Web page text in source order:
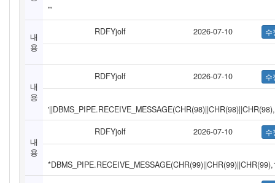
'"
내
용
RDFYjolf 2026-07-10
내
용
RDFYjolf 2026-07-10
내
용
RDFYjolf 2026-07-10